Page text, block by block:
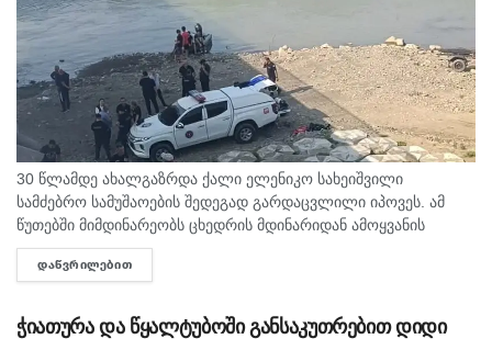
30 წლამდე ახალგაზრდა ქალი ელენიკო სახეიშვილი
სამძებრო სამუშაოების შედეგად გარდაცვლილი იპოვეს. ამ
წუთებში მიმდინარეობს ცხედრის მდინარიდან ამოყვანის
ოპერაცია. ინფორმაციას ,,თაიმერი" ავრცელებს.
ᲓᲐᲬᲕᲠᲘᲚᲔᲑᲘᲗ
ჭიათურა და წყალტუბოში განსაკუთრებით დიდი